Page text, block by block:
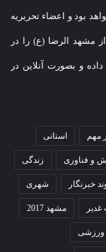
بود و اعضاء تحریریه
مشهد الرضا (ع) را در
و بصورت آنلاین در
مهم استانی
و فناوری زندگی
خبرنگار شهری
مشهد 2017
ورزشی